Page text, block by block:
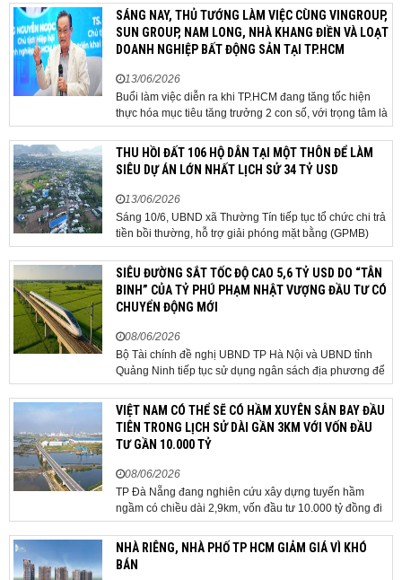
quan tâm khi tác động trực tiếp đến quá trình triển khai
dự án, thu hút đầu tư và sự phát triển ổn định của...
SÁNG NAY, THỦ TƯỚNG LÀM VIỆC CÙNG VINGROUP,
SUN GROUP, NAM LONG, NHÀ KHANG ĐIỀN VÀ LOẠT
DOANH NGHIỆP BẤT ĐỘNG SẢN TẠI TP.HCM
13/06/2026
Buổi làm việc diễn ra khi TP.HCM đang tăng tốc hiện
thực hóa mục tiêu tăng trưởng 2 con số, với trọng tâm là
giải ngân đầu tư công, hoàn thiện mô hình chính quyền
địa phương 2 cấp, phát triển nhà ở xã hội và xử lý các
vướng mắc về cơ chế, chính...
THU HỒI ĐẤT 106 HỘ DÂN TẠI MỘT THÔN ĐỂ LÀM
SIÊU DỰ ÁN LỚN NHẤT LỊCH SỬ 34 TỶ USD
13/06/2026
Sáng 10/6, UBND xã Thường Tín tiếp tục tổ chức chi trả
tiền bồi thường, hỗ trợ giải phóng mặt bằng (GPMB)
cho 106 hộ gia đình, cá nhân thuộc diện thu hồi đất để
thực hiện dự án Khu đô thị thể thao Quốc tế Hà Nội trên
địa bàn thôn Nhuệ Giang. Trong...
SIÊU ĐƯỜNG SẮT TỐC ĐỘ CAO 5,6 TỶ USD DO “TÂN
BINH” CỦA TỶ PHÚ PHẠM NHẬT VƯỢNG ĐẦU TƯ CÓ
CHUYỂN ĐỘNG MỚI
08/06/2026
Bộ Tài chính đề nghị UBND TP Hà Nội và UBND tỉnh
Quảng Ninh tiếp tục sử dụng ngân sách địa phương để
thực hiện công tác giải phóng mặt bằng đối với phần
tuyến đi qua địa bàn hai địa phương, bảo đảm tiến độ
triển khai. Bộ Tài chính vừa có công văn...
VIỆT NAM CÓ THỂ SẼ CÓ HẦM XUYÊN SÂN BAY ĐẦU
TIÊN TRONG LỊCH SỬ DÀI GẦN 3KM VỚI VỐN ĐẦU
TƯ GẦN 10.000 TỶ
08/06/2026
TP Đà Nẵng đang nghiên cứu xây dựng tuyến hầm
ngầm có chiều dài 2,9km, vốn đầu tư 10.000 tỷ đồng đi
qua sân bay quốc tế. TP Đà Nẵng đang nghiên cứu một
phương án hạ tầng mang tính đột phá khi đề xuất xây
dựng tuyến hầm ngầm xuyên qua khu vực sân...
NHÀ RIÊNG, NHÀ PHỐ TP HCM GIẢM GIÁ VÌ KHÓ
BÁN